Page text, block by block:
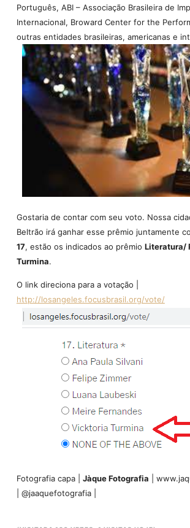
Português, ABI – Associação Brasileira de
Internacional, Broward Center for the
outras entidades brasileiras, americanas e
Gostaria de contar com seu voto. Nossa
Beltrão irá ganhar esse prêmio juntamente
17, estão os indicados ao prêmio Literatura/
Turmina.
O link direciona para a votação |
http://losangeles.focusbrasil.org/vote/
Fotografia capa | Jàque Fotografia |
| @jaaquefotografia |